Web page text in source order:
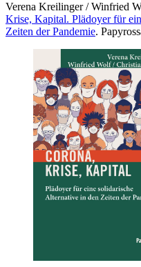
Verena Kreilinger / Winfried
Krise, Kapital. Plädoyer für
Zeiten der Pandemie.